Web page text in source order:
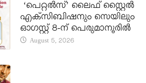
‘പെറ്റൽസ്’ ലൈഫ് സ്റ്റൈൽ
എക്സിബിഷനും സെയിലും
ഓഗസ്റ്റ് 8-ന് പെരുമാനൂരിൽ
August 5, 2026